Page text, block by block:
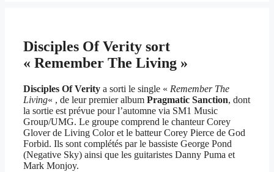
Disciples Of Verity sort
« Remember The Living »
Disciples Of Verity a sorti le single « Remember The
Living« , de leur premier album Pragmatic Sanction, dont
la sortie est prévue pour l’automne via SM1 Music
Group/UMG. Le groupe comprend le chanteur Corey
Glover de Living Color et le batteur Corey Pierce de God
Forbid. Ils sont complétés par le bassiste George Pond
(Negative Sky) ainsi que les guitaristes Danny Puma et
Mark Monjoy.